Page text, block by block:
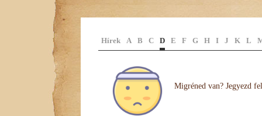
Hírek A B C D E F G H I J K L
Migréned van? Jegyezd